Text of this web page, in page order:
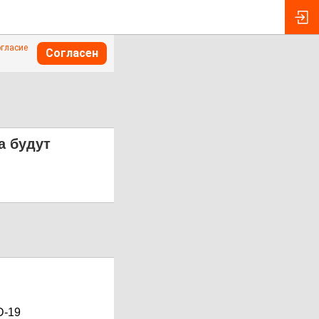
Согласен
будут
19